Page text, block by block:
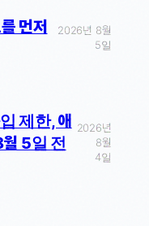
먼저
2026년 8월
5일
제한, 애
5일 전
2026년
8월
4일